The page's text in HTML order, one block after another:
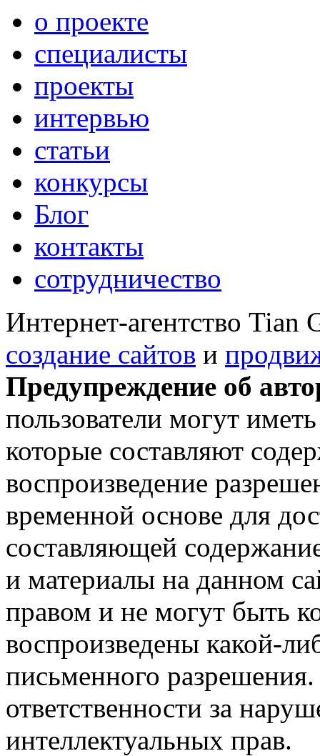
о проекте
специалисты
проекты
интервью
статьи
конкурсы
Блог
контакты
сотрудничество
Интернет-агентство Tian
создание сайтов и
Предупреждение об
пользователи могут
которые составляют
воспроизведение
временной основе для
составляющей
и материалы на данном
правом и не могут быть
воспроизведены какой-
письменного
ответственности за
интеллектуальных прав.